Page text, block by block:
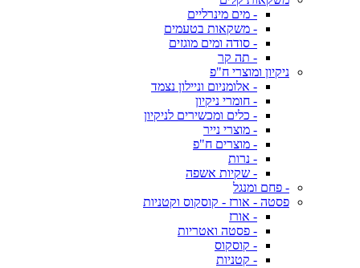
- מים מינרליים
- משקאות בטעמים
- סודה ומים מוגזים
- תה קר
ניקיון ומוצרי ח"פ
- אלומניום וניילון נצמד
- חומרי ניקיון
- כלים ומכשירים לניקיון
- מוצרי נייר
- מוצרים ח"פ
- נרות
- שקיות אשפה
- פחם ומנגל
פסטה - אורז - קוסקוס וקטניות
- אורז
- פסטה ואטריות
- קוסקוס
- קטניות